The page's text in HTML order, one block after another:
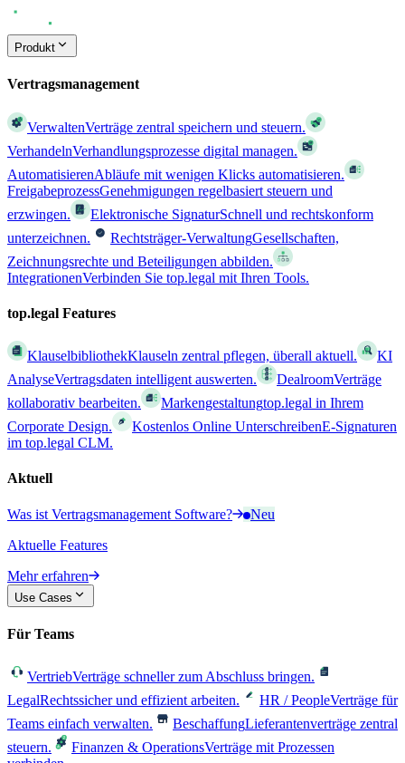
Produkt
Vertragsmanagement
VerwaltenVerträge zentral speichern und steuern.
VerhandelnVerhandlungsprozesse digital managen.
AutomatisierenAbläufe mit wenigen Klicks automatisieren.
FreigabeprozessGenehmigungen regelbasiert steuern und
erzwingen.
Elektronische SignaturSchnell und rechtskonform
unterzeichnen.
Rechtsträger-VerwaltungGesellschaften,
Zeichnungsrechte und Beteiligungen abbilden.
IntegrationenVerbinden Sie top.legal mit Ihren Tools.
top.legal Features
KlauselbibliothekKlauseln zentral pflegen, überall aktuell.
KI
AnalyseVertragsdaten intelligent auswerten. DealroomVerträge
kollaborativ bearbeiten.
Markengestaltungtop.legal in Ihrem
Corporate Design.
Kostenlos Online UnterschreibenE-Signaturen
im top.legal CLM.
Aktuell
Was ist Vertragsmanagement Software?
Neu
Aktuelle Features
Mehr erfahren
Use Cases
Für Teams
VertriebVerträge schneller zum Abschluss bringen.
LegalRechtssicher und effizient arbeiten. HR / PeopleVerträge für
Teams einfach verwalten.
BeschaffungLieferantenverträge zentral
steuern.
Finanzen & OperationsVerträge mit Prozessen